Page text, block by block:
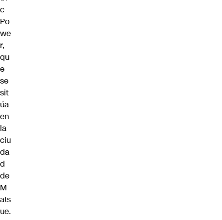
c
Po
we
r,
qu
e
se
sit
úa
en
la
ciu
da
d
de
M
ats
ue.